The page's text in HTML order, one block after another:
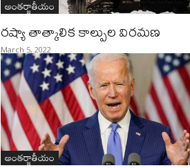
అంతర్జాతీయం
రష్యా తాత్కాలిక కాల్పుల విరమణ
March 5, 2022
అంతర్జాతీయం